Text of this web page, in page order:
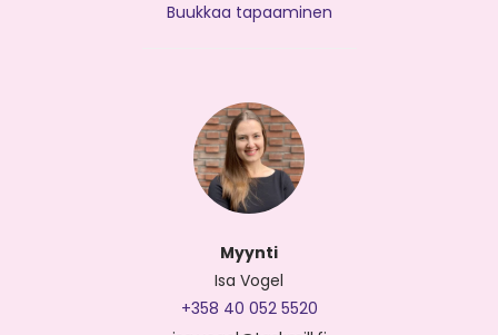
Buukkaa tapaaminen
Myynti
Isa Vogel
+358 40 052 5520